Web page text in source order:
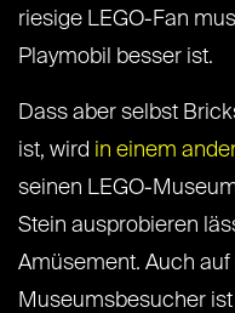
riesige LEGO-Fan
Playmobil besser ist.
Dass aber selbst
ist, wird in einem
seinen LEGO-
Stein ausprobieren
Amüsement. Auch
Museumsbesucher